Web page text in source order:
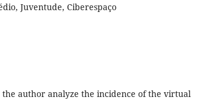
Juventude, Ciberespaço
author analyze the incidence of the virtual